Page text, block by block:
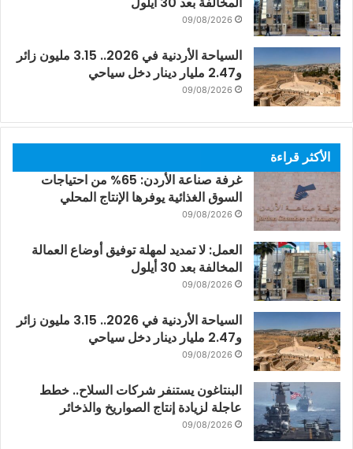
09/08/2026
السياحة الأردنية في 2026.. 3.15 مليون زائر
و2.47 مليار دينار دخل سياحي
09/08/2026
الأكثر قراءة
غرفة صناعة الأردن: 65% من احتياجات
السوق الغذائية يوفرها الإنتاج المحلي
09/08/2026
العمل: لا تمديد لمهلة توفيق أوضاع العمالة
المخالفة بعد 30 أيلول
09/08/2026
السياحة الأردنية في 2026.. 3.15 مليون زائر
و2.47 مليار دينار دخل سياحي
09/08/2026
البنتاغون يستنفر شركات السلاح.. خطط
عاجلة لزيادة إنتاج الصواريخ والذخائر
09/08/2026